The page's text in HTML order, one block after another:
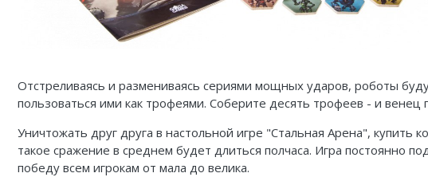
Отстреливаясь и размениваясь сериями мощных ударов, роботы
пользоваться ими как трофеями. Соберите десять трофеев - и венец
Уничтожать друг друга в настольной игре "Стальная Арена",
такое сражение в среднем будет длиться полчаса. Игра постоянно
победу всем игрокам от мала до велика.